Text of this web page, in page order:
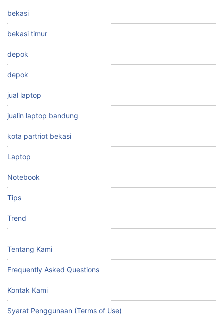
bekasi
bekasi timur
depok
depok
jual laptop
jualin laptop bandung
kota partriot bekasi
Laptop
Notebook
Tips
Trend
Tentang Kami
Frequently Asked Questions
Kontak Kami
Syarat Penggunaan (Terms of Use)